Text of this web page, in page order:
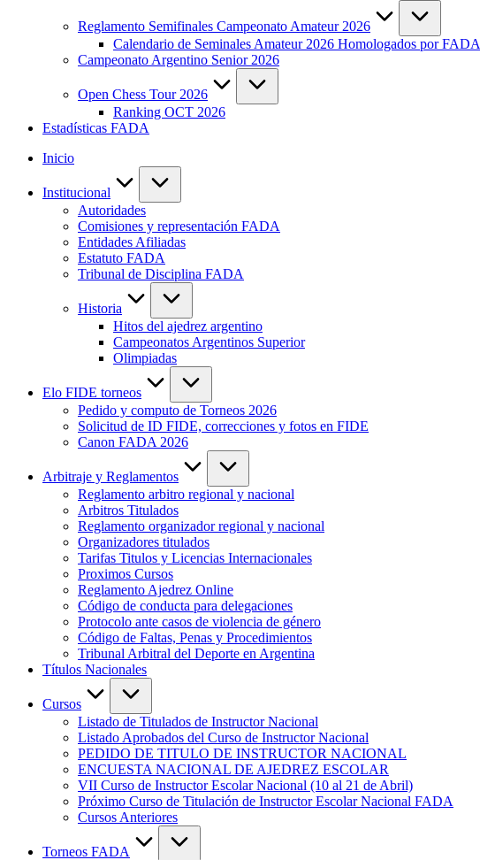
Reglamento Semifinales Campeonato Amateur 2026
Calendario de Seminales Amateur 2026 Homologados por FADA
Campeonato Argentino Senior 2026
Open Chess Tour 2026
Ranking OCT 2026
Estadísticas FADA
Inicio
Institucional
Autoridades
Comisiones y representación FADA
Entidades Afiliadas
Estatuto FADA
Tribunal de Disciplina FADA
Historia
Hitos del ajedrez argentino
Campeonatos Argentinos Superior
Olimpiadas
Elo FIDE torneos
Pedido y computo de Torneos 2026
Solicitud de ID FIDE, correcciones y fotos en FIDE
Canon FADA 2026
Arbitraje y Reglamentos
Reglamento arbitro regional y nacional
Arbitros Titulados
Reglamento organizador regional y nacional
Organizadores titulados
Tarifas Titulos y Licencias Internacionales
Proximos Cursos
Reglamento Ajedrez Online
Código de conducta para delegaciones
Protocolo ante casos de violencia de género
Código de Faltas, Penas y Procedimientos
Tribunal Arbitral del Deporte en Argentina
Títulos Nacionales
Cursos
Listado de Titulados de Instructor Nacional
Listado Aprobados del Curso de Instructor Nacional
PEDIDO DE TITULO DE INSTRUCTOR NACIONAL
ENCUESTA NACIONAL DE AJEDREZ ESCOLAR
VII Curso de Instructor Escolar Nacional (10 al 21 de Abril)
Próximo Curso de Titulación de Instructor Escolar Nacional FADA
Cursos Anteriores
Torneos FADA